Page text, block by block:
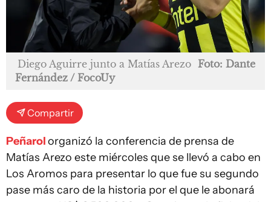
Diego Aguirre junto a Matías Arezo Foto: Dante
Fernández / FocoUy
Compartir
Peñarolorganizó la conferencia de prensa de
Matías Arezo este miércoles que se llevó a cabo en
Los Aromos para presentar lo que fue su segundo
pase más caro de la historia por el que le abonará